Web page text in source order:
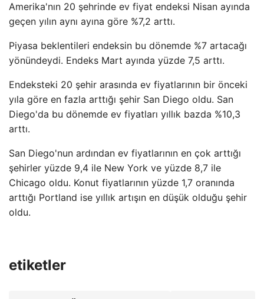
Amerika'nın 20 şehrinde ev fiyat endeksi Nisan ayında
geçen yılın aynı ayına göre %7,2 arttı.
Piyasa beklentileri endeksin bu dönemde %7 artacağı
yönündeydi. Endeks Mart ayında yüzde 7,5 arttı.
Endeksteki 20 şehir arasında ev fiyatlarının bir önceki
yıla göre en fazla arttığı şehir San Diego oldu. San
Diego'da bu dönemde ev fiyatları yıllık bazda %10,3
arttı.
San Diego'nun ardından ev fiyatlarının en çok arttığı
şehirler yüzde 9,4 ile New York ve yüzde 8,7 ile
Chicago oldu. Konut fiyatlarının yüzde 1,7 oranında
arttığı Portland ise yıllık artışın en düşük olduğu şehir
oldu.
etiketler